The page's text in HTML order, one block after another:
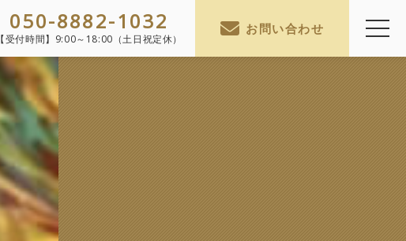
050-8882-1032
【受付時間】 9:00～18:00（土日祝定休）
お問い合わせ